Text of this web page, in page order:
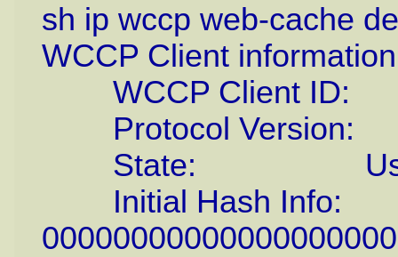
sh ip wccp web-cache
WCCP Client
WCCP Client ID:
Protocol
State:
Initial Hash Info: